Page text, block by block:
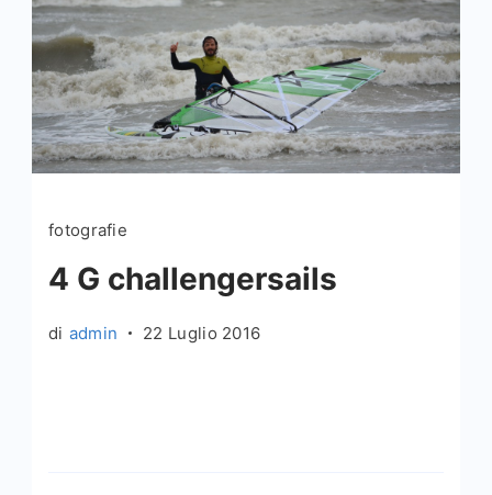
fotografie
4 G challengersails
di admin 22 Luglio 2016